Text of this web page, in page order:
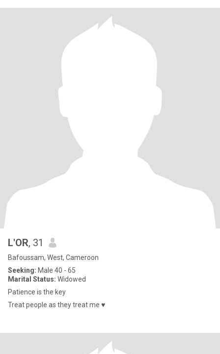
L'OR, 31
Bafoussam, West, Cameroon
Seeking: Male 40 - 65
Marital Status: Widowed
Patience is the key
Treat people as they treat me ♥️